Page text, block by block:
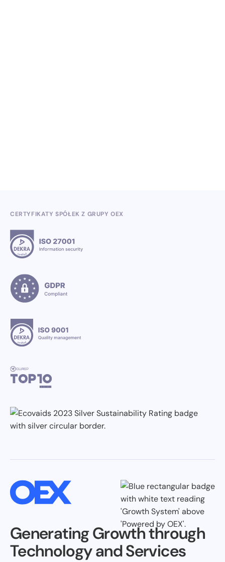
CERTYFIKATY SPÓŁEK Z GRUPY OEX
Generating Growth through
Technology and Services